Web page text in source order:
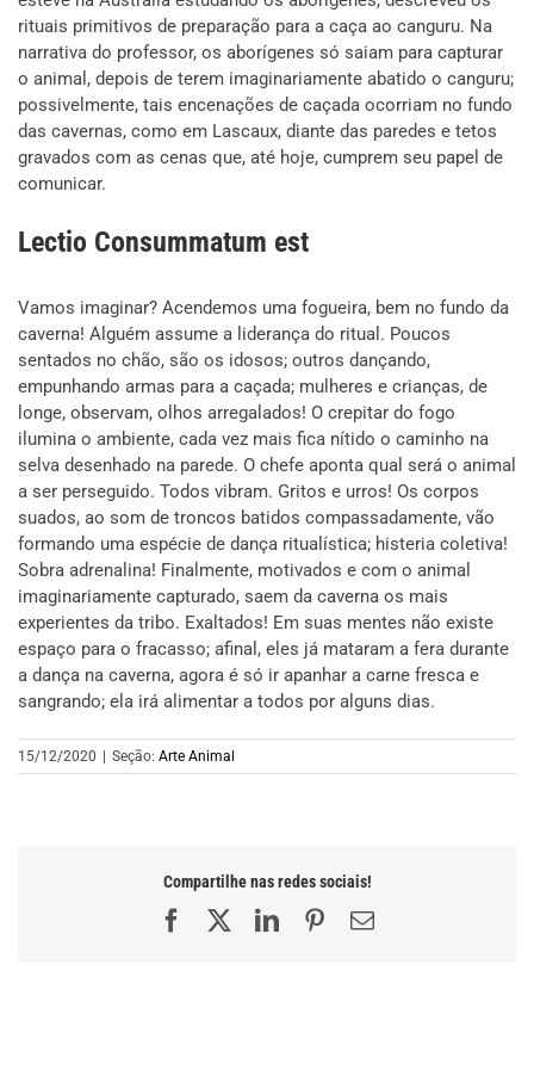
rituais primitivos de preparação para a caça ao canguru. Na
narrativa do professor, os aborígenes só saiam para capturar
o animal, depois de terem imaginariamente abatido o canguru;
possivelmente, tais encenações de caçada ocorriam no fundo
das cavernas, como em Lascaux, diante das paredes e tetos
gravados com as cenas que, até hoje, cumprem seu papel de
comunicar.
Lectio Consummatum est
Vamos imaginar? Acendemos uma fogueira, bem no fundo da
caverna! Alguém assume a liderança do ritual. Poucos
sentados no chão, são os idosos; outros dançando,
empunhando armas para a caçada; mulheres e crianças, de
longe, observam, olhos arregalados! O crepitar do fogo
ilumina o ambiente, cada vez mais fica nítido o caminho na
selva desenhado na parede. O chefe aponta qual será o animal
a ser perseguido. Todos vibram. Gritos e urros! Os corpos
suados, ao som de troncos batidos compassadamente, vão
formando uma espécie de dança ritualística; histeria coletiva!
Sobra adrenalina! Finalmente, motivados e com o animal
imaginariamente capturado, saem da caverna os mais
experientes da tribo. Exaltados! Em suas mentes não existe
espaço para o fracasso; afinal, eles já mataram a fera durante
a dança na caverna, agora é só ir apanhar a carne fresca e
sangrando; ela irá alimentar a todos por alguns dias.
15/12/2020 Seção: Arte Animal
Compartilhe nas redes sociais!
FacebookLinkedInPinterest
E-